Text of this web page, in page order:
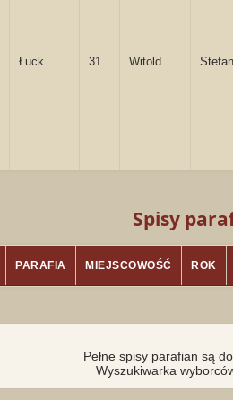
Łuck 31 Witold
Spisy
PARAFIA MIEJSCOWOŚĆ ROK
Pełne spisy parafian są
Wyszukiwarka